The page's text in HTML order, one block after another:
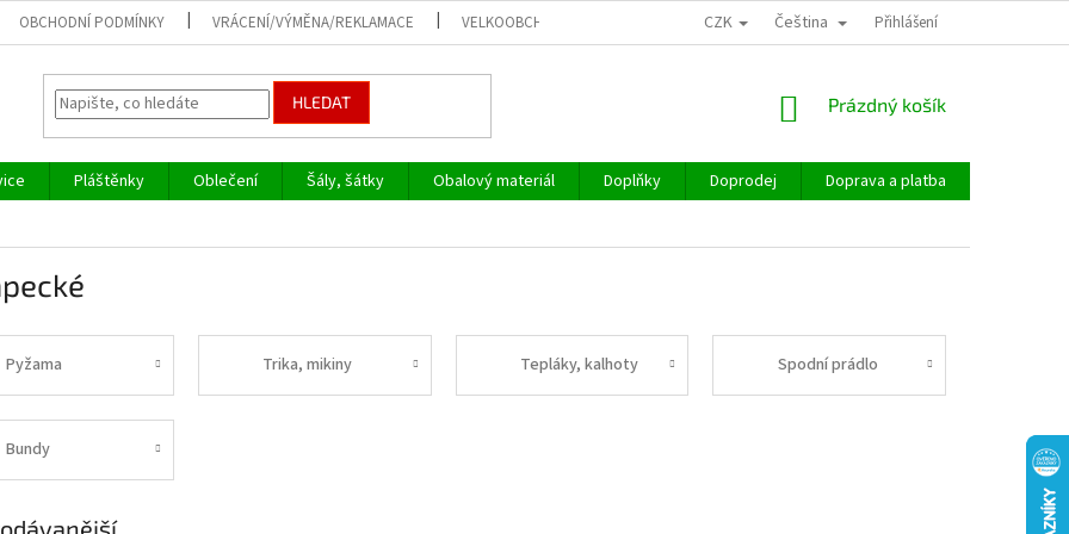
OBCHODNÍ PODMÍNKY VRÁCENÍ/VÝMĚNA/REKLAMACE VELKOOBCHOD CZK Čeština Přihlášení
HLEDAT
NÁKUPNÍ
Prázdný košík
Pláštěnky Oblečení Šály, šátky Obalový materiál Doplňky Doprodej Doprava a platba
Pyžama Trika, mikiny Tepláky, kalhoty Spodní prádlo
Bundy